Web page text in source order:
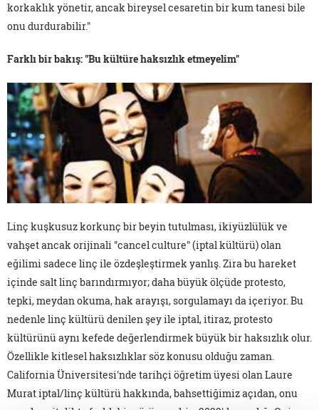
korkaklık yönetir, ancak bireysel cesaretin bir kum tanesi bile
onu durdurabilir."
Farklı bir bakış: "Bu kültüre haksızlık etmeyelim"
Linç kuşkusuz korkunç bir beyin tutulması, ikiyüzlülük ve
vahşet ancak orijinali "cancel culture" (iptal kültürü) olan
eğilimi sadece linç ile özdeşleştirmek yanlış. Zira bu hareket
içinde salt linç barındırmıyor; daha büyük ölçüde protesto,
tepki, meydan okuma, hak arayışı, sorgulamayı da içeriyor. Bu
nedenle linç kültürü denilen şey ile iptal, itiraz, protesto
kültürünü aynı kefede değerlendirmek büyük bir haksızlık olur.
Özellikle kitlesel haksızlıklar söz konusu olduğu zaman.
California Üniversitesi'nde tarihçi öğretim üyesi olan Laure
Murat iptal/linç kültürü hakkında, bahsettiğimiz açıdan, onu